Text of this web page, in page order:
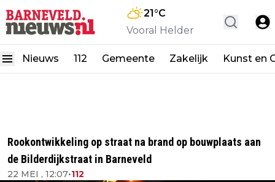
21°C
Vooral Helder
Nieuws 112 Gemeente Zakelijk Kunst en
Rookontwikkeling op straat na brand op bouwplaats aan
de Bilderdijkstraat in Barneveld
22 MEI , 12:07•112